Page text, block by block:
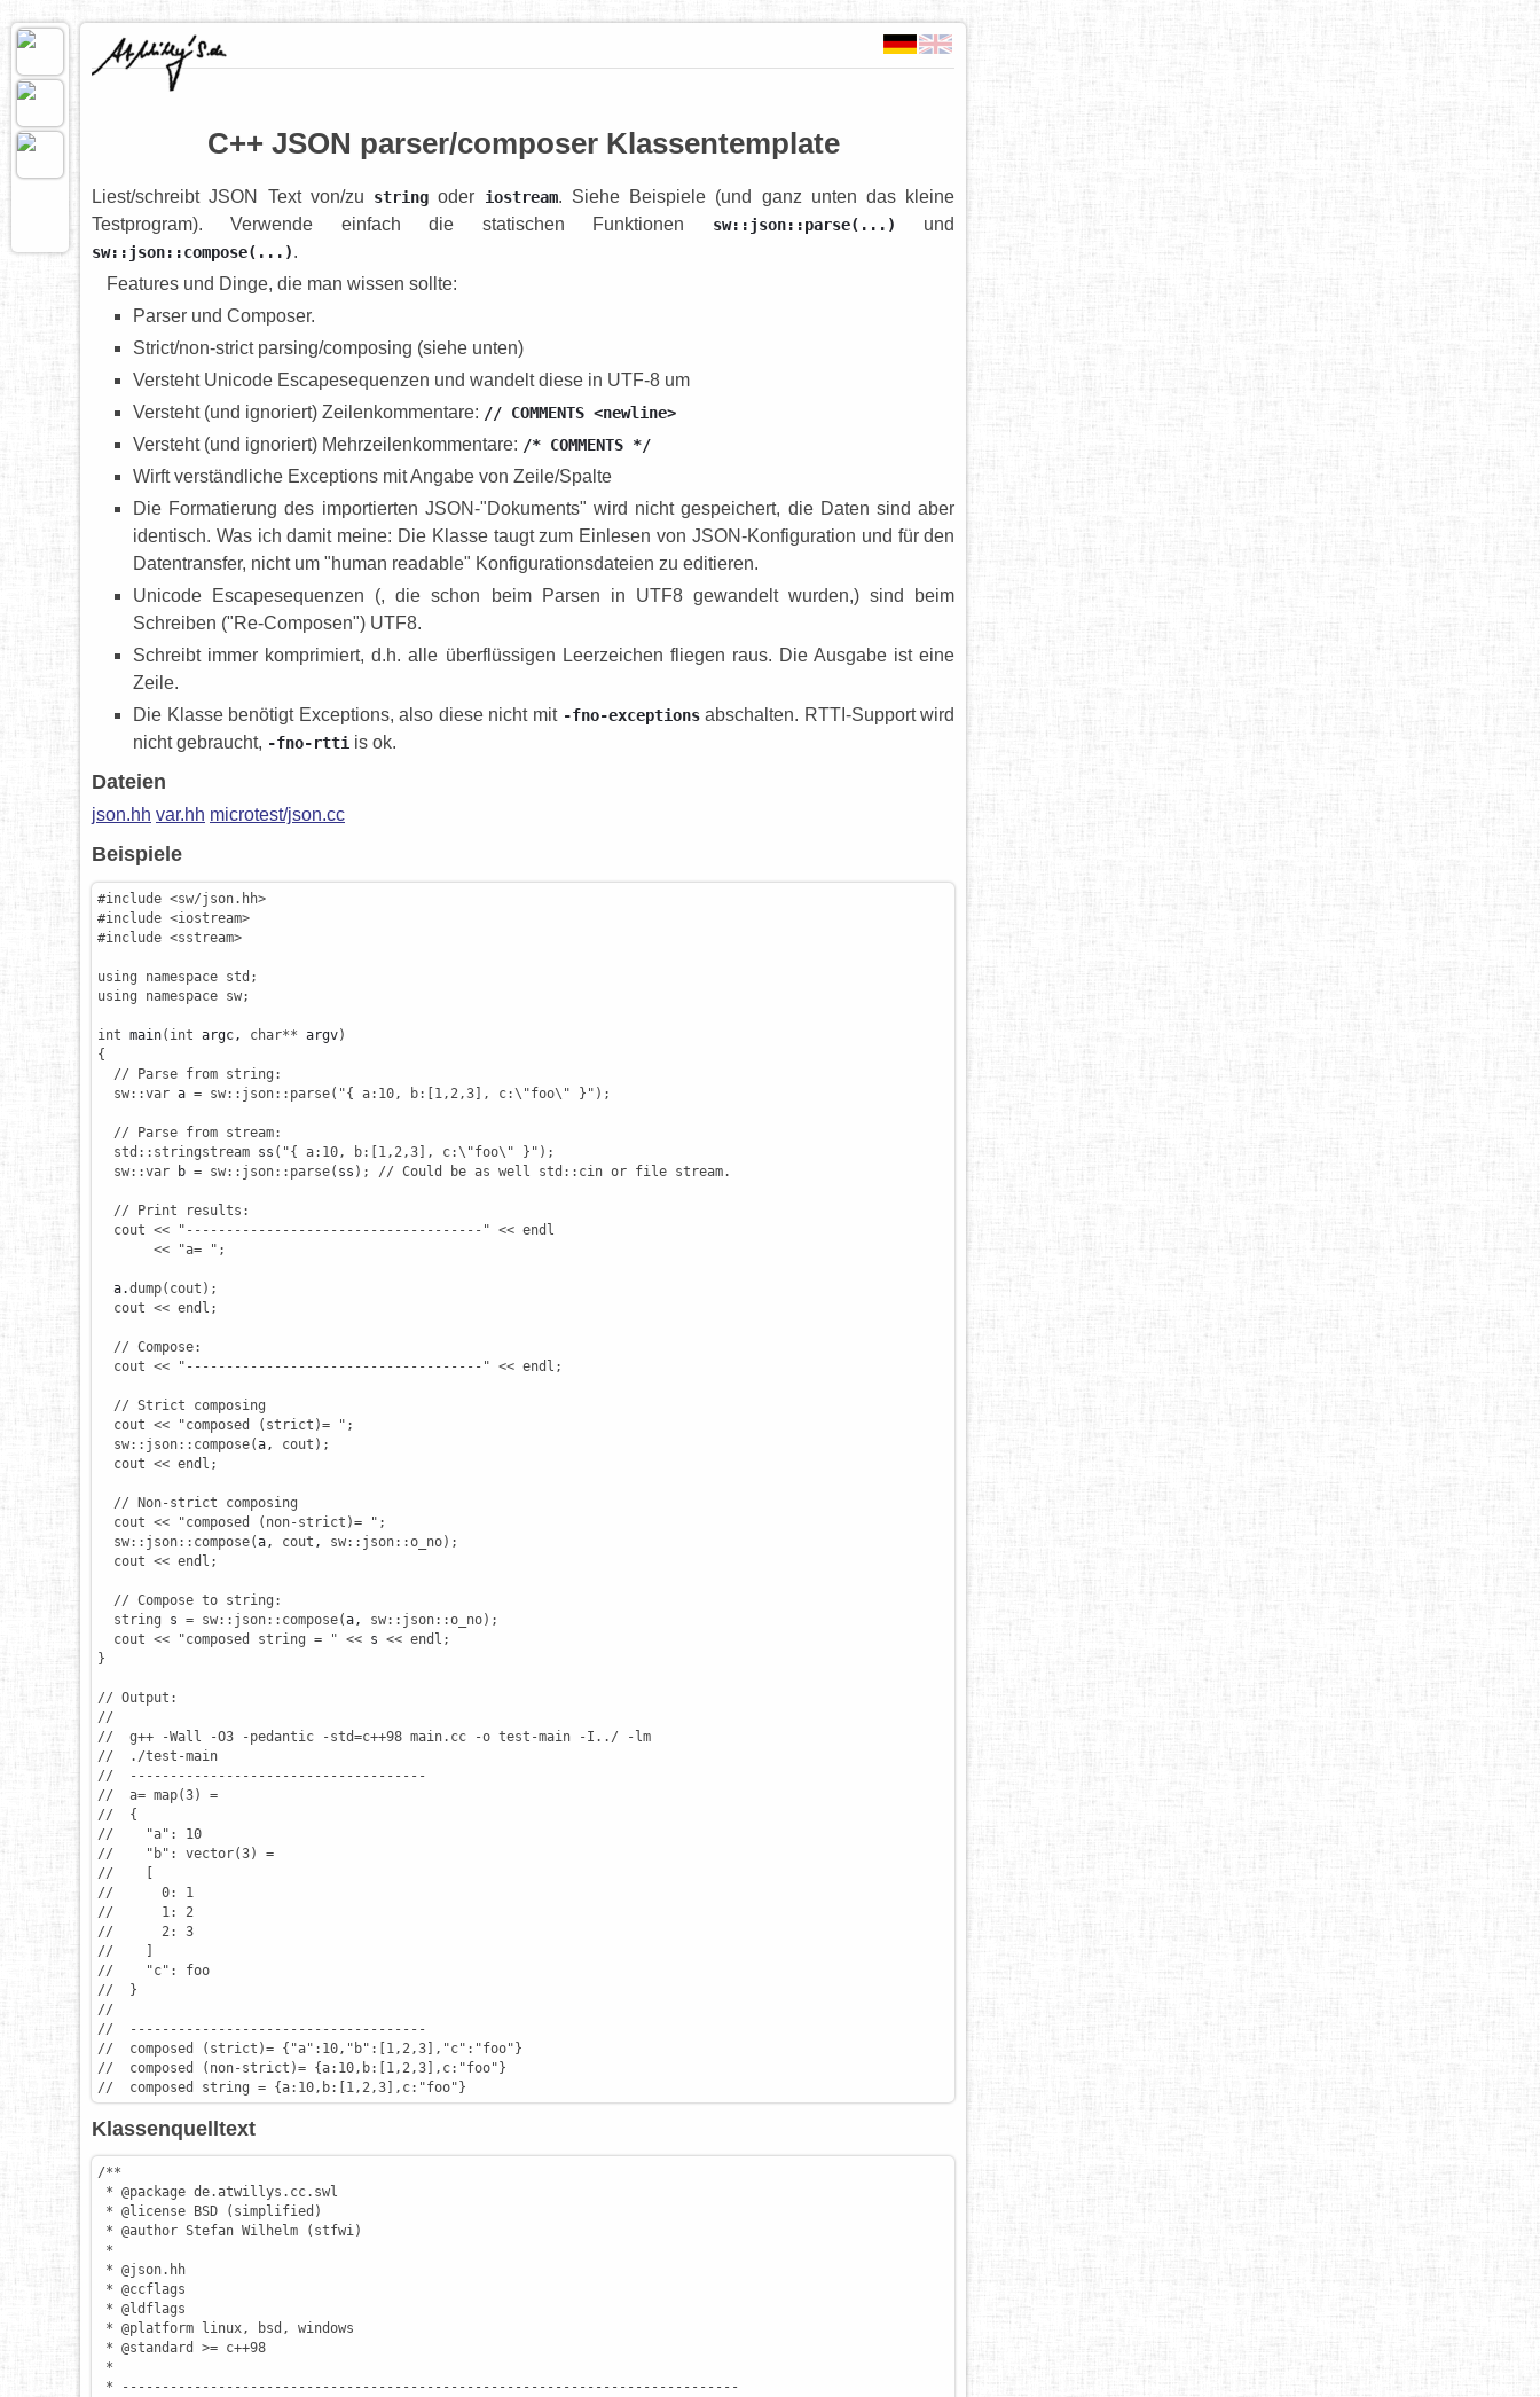
C++ JSON parser/composer Klassentemplate
Liest/schreibt JSON Text von/zu string oder iostream. Siehe Beispiele (und ganz unten das kleine
Testprogram). Verwende einfach die statischen Funktionen
sw::json::parse(...) und
sw::json::compose(...).
Features und Dinge, die man wissen sollte:
Parser und Composer.
Strict/non-strict parsing/composing (siehe unten)
Versteht Unicode Escapesequenzen und wandelt diese in UTF-8 um
Versteht (und ignoriert) Zeilenkommentare: // COMMENTS <newline>
Versteht (und ignoriert) Mehrzeilenkommentare: /* COMMENTS */
Wirft verständliche Exceptions mit Angabe von Zeile/Spalte
Die Formatierung des importierten JSON-"Dokuments" wird nicht gespeichert, die Daten sind aber
identisch. Was ich damit meine: Die Klasse taugt zum Einlesen von JSON-Konfiguration und für den
Datentransfer, nicht um "human readable" Konfigurationsdateien zu editieren.
Unicode Escapesequenzen (, die schon beim Parsen in UTF8 gewandelt wurden,) sind beim
Schreiben ("Re-Composen") UTF8.
Schreibt immer komprimiert, d.h. alle überflüssigen Leerzeichen fliegen raus. Die Ausgabe ist eine
Zeile.
Die Klasse benötigt Exceptions, also diese nicht mit -fno-exceptionsabschalten. RTTI-Support wird
nicht gebraucht, -fno-rtti is ok.
Dateien
json.hh var.hh microtest/json.cc
Beispiele
#include <sw/json.hh>
#include <iostream>
#include <sstream>
using namespace std ;
using
namespace sw;
int main( int argc, char** argv)
{
// Parse from string:
sw::var a = sw:: json:: parse( "{ a:10, b:[1,2,3], c:\"foo\" }" ) ;
// Parse from stream:
std :: stringstream ss ( "{ a:10, b:[1,2,3], c:\"foo\" }" ) ;
sw::var b = sw:: json:: parse( ss ) ; // Could be as well std::cin or file stream.
// Print results:
cout << "-------------------------------------" << endl
<<
"a= " ;
  a.
dump( cout ) ;
cout << endl ;
// Compose:
cout << "-------------------------------------" << endl ;
// Strict composing
cout << "composed (strict)= " ;
sw:: json:: compose(a, cout ) ;
cout << endl ;
// Non-strict composing
cout << "composed (non-strict)= " ;
sw:: json:: compose(a, cout , sw:: json::o_no) ;
cout << endl ;
// Compose to string:
string s = sw:: json:: compose(a, sw:: json::o_no) ;
cout << "composed string = " << s << endl ;
}
// Output:
//
//  g++ -Wall -O3 -pedantic -std=c++98 main.cc -o test-main -I../ -lm
//  ./test-main
//  -------------------------------------
//  a= map(3) =
//  {
//    "a": 10
//    "b": vector(3) =
//    [
//      0: 1
//      1: 2
//      2: 3
//    ]
//    "c": foo
//  }
//
//  -------------------------------------
//  composed (strict)= {"a":10,"b":[1,2,3],"c":"foo"}
//  composed (non-strict)= {a:10,b:[1,2,3],c:"foo"}
//  composed string = {a:10,b:[1,2,3],c:"foo"}
Klassenquelltext
/**
* @package de.atwillys.cc.swl
* @license BSD (simplified)
* @author Stefan Wilhelm (stfwi)
*
* @json.hh
* @ccflags
* @ldflags
* @platform linux, bsd, windows
* @standard >= c++98
*
* -----------------------------------------------------------------------------